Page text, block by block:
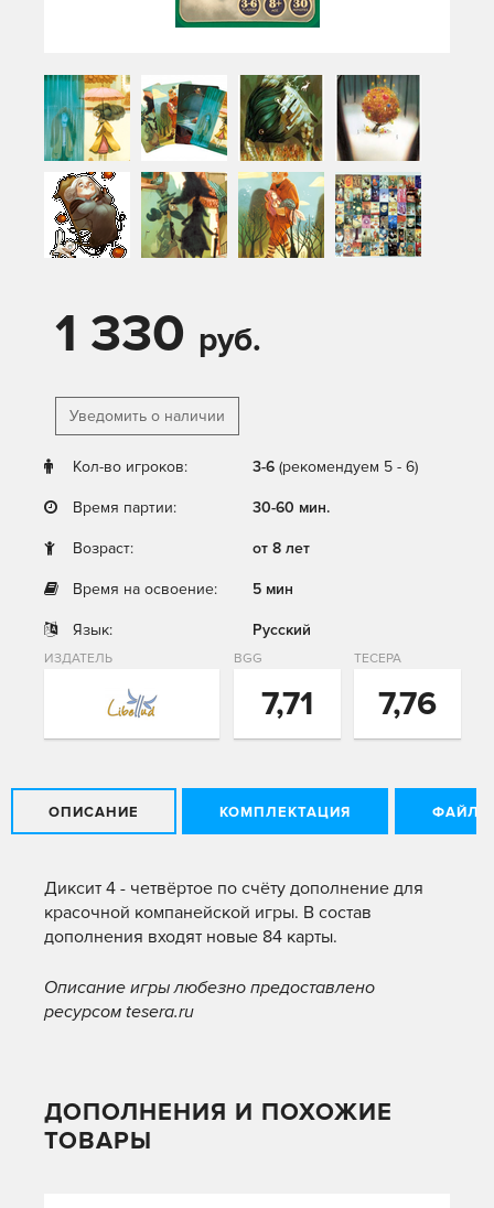
1 330 руб.
Уведомить о наличии
Кол-во игроков: 3-6 (рекомендуем 5 - 6)
Время партии: 30-60 мин.
Возраст: от 8 лет
Время на освоение: 5 мин
Язык: Русский
ИЗДАТЕЛЬ BGG
7,71
ТЕСЕРА
7,76
ОПИСАНИЕ КОМПЛЕКТАЦИЯ ФАЙЛЫ
Диксит 4 - четвёртое по счёту дополнение для
красочной компанейской игры. В состав
дополнения входят новые 84 карты.
Описание игры любезно предоставлено
ресурсом tesera.ru
ДОПОЛНЕНИЯ И ПОХОЖИЕ
ТОВАРЫ